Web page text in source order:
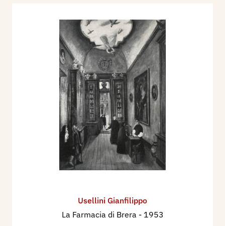
Usellini Gianfilippo
La Farmacia di Brera - 1953